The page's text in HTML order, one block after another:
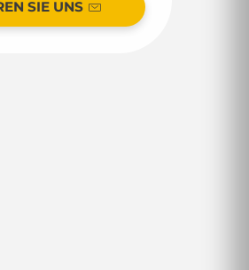
SIE UNS